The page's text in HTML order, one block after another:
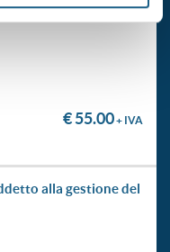
€ 55.00+ IVA